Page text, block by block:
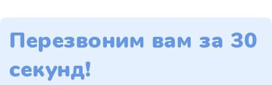
Перезвоним вам за 30
секунд!